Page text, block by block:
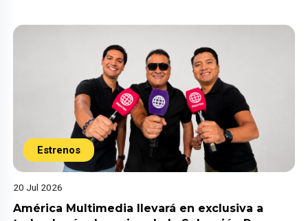
Estrenos
20 Jul 2026
América Multimedia llevará en exclusiva a